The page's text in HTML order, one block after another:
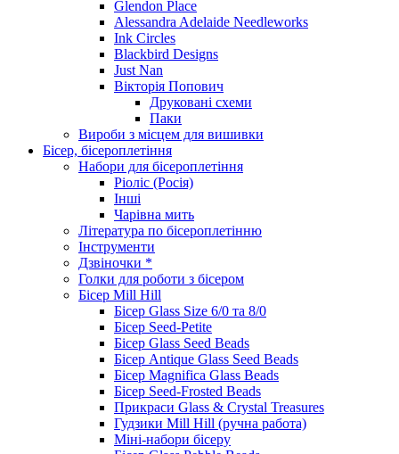
Glendon Place
Alessandra Adelaide Needleworks
Ink Circles
Blackbird Designs
Just Nan
Вікторія Попович
Друковані схеми
Паки
Вироби з місцем для вишивки
Бісер, бісероплетіння
Набори для бісероплетіння
Ріоліс (Росія)
Інші
Чарівна мить
Література по бісероплетінню
Інструменти
Дзвіночки *
Голки для роботи з бісером
Бісер Mill Hill
Бісер Glass Size 6/0 та 8/0
Бісер Seed-Petite
Бісер Glass Seed Beads
Бісер Antique Glass Seed Beads
Бісер Magnifica Glass Beads
Бісер Seed-Frosted Beads
Прикраси Glass & Crystal Treasures
Гудзики Mill Hill (ручна работа)
Міні-набори бісеру